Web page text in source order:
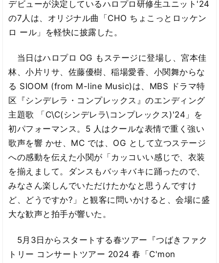
デビューが決定しているハロプロ研修生ユニット'24
の7人は、オリジナル曲「CHO ちょこっとロッケン
ロ ール」を軽快に披露した。
当日はハロプロ OG もステージに登場し、宮本佳
林、小片リサ、佐藤優樹、稲場愛香、小関舞からな
る SIOOM (from M-line Music)は、MBS ドラマ特
区『シンデレラ・コンプレックス』のエンディング
主題歌 「C\C(シンデレラ\コンプレックス)'24」を
初パフォーマンス。5 人はクールな表情で重く強い
歌声を響 かせ、MC では、OG として立つステージ
への感動を伝えた小関が「カッコいい感じで、衣装
を揃えまして。ダンスもバッキバキに踊ったので、
みなさん楽しんでいただけたかなと思うんですけ
ど、どうですか?」と観客に問いかけると、会場に盛
大な歓声と拍手が響いた。
5月3日からスタートする春ツアー『つばきファク
トリー コンサートツアー 2024 春「C'mon